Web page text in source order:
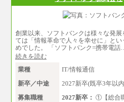
創業以来、ソフトバンクは様々な発
ては「情報革命で人々を幸せに」と
めでした。 「ソフトバンク=携帯電話…
続きを読む
業種
IT/情報通信
新卒／中途
2027新卒(既卒3年以
募集職種
2027新卒： ①【総合